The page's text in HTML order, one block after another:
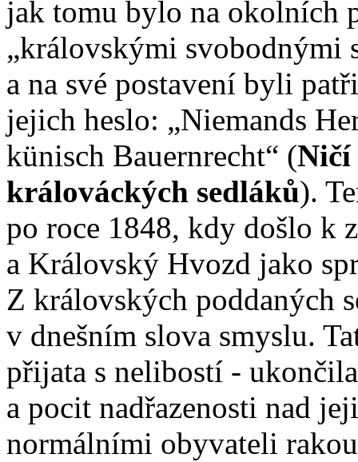
jak tomu bylo na okolních
„královskými svobodnými
a na své postavení byli
jejich heslo: „Niemands
künisch Bauernrecht“ (Ničí
králováckých sedláků).
po roce 1848, kdy došlo k
a Královský Hvozd jako
Z královských poddaných
v dnešním slova smyslu.
přijata s nelibostí -
a pocit nadřazenosti nad
normálními obyvateli